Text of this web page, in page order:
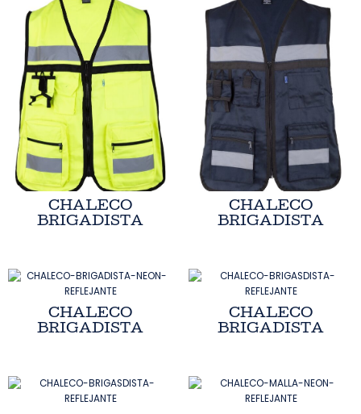
CHALECO
BRIGADISTA
CHALECO
BRIGADISTA
CHALECO
BRIGADISTA
CHALECO
BRIGADISTA